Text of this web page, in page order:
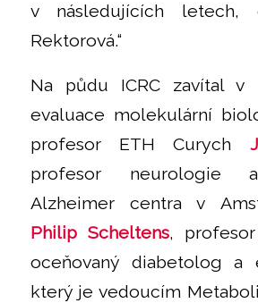
v následujících letech,
Rektorová.“
Na půdu ICRC zavítal v
evaluace molekulární
profesor ETH Curych
profesor neurologie
Alzheimer centra v
Philip Scheltens, profesor
oceňovaný diabetolog a
který je vedoucím